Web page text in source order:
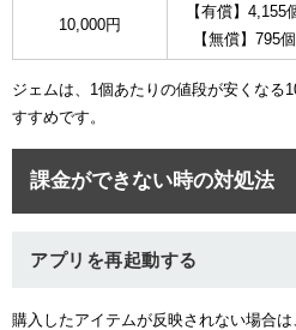
10,000円
【有償】4,155
【無償】795個
ジェムは、1個あたりの値段が安くなる
すすめです。
課金ができない時の対処法
アプリを再起動する
購入したアイテムが反映されない場合